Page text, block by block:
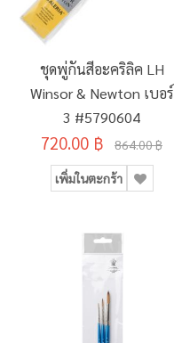
ชุดพู่กันสีอะคริลิค LH
Winsor & Newton เบอร์
3 #5790604
720.00 ฿ 864.00 ฿
เพิ่มในตะกร้า